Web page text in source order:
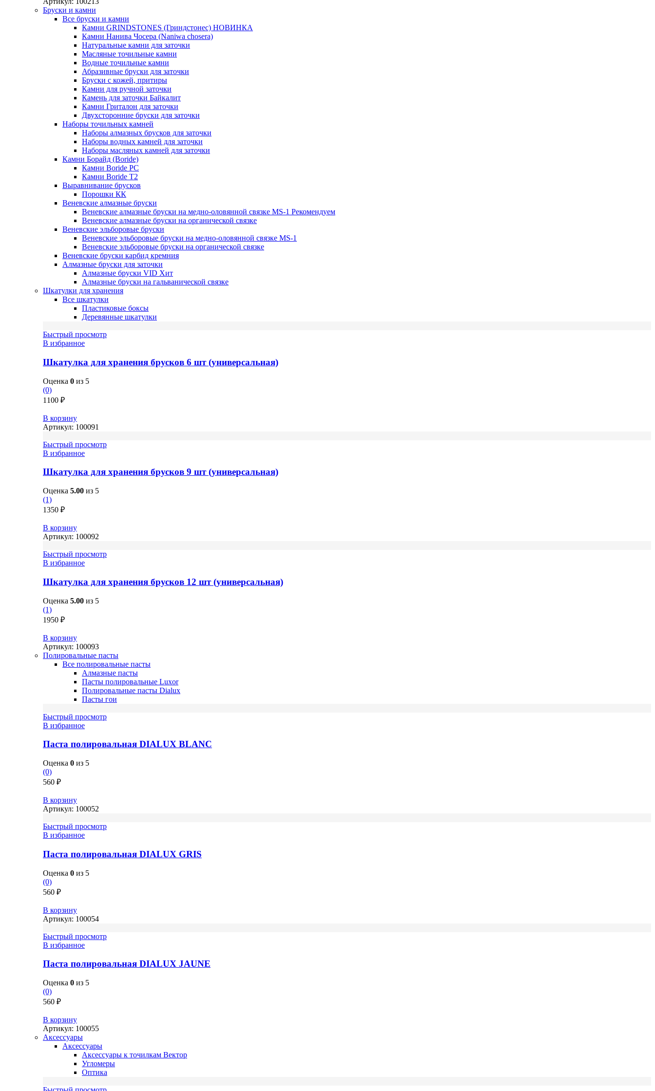
Бруски и камни
Все бруски и камни
Камни GRINDSTONES (Гриндстонес) НОВИНКА
Камни Нанива Чосера (Naniwa chosera)
Натуральные камни для заточки
Масляные точильные камни
Водные точильные камни
Абразивные бруски для заточки
Бруски с кожей, притиры
Камни для ручной заточки
Камень для заточки Байкалит
Камни Гриталон для заточки
Двухсторонние бруски для заточки
Наборы точильных камней
Наборы алмазных брусков для заточки
Наборы водных камней для заточки
Наборы масляных камней для заточки
Камни Борайд (Boride)
Камни Boride PC
Камни Boride T2
Выравнивание брусков
Порошки КК
Веневские алмазные бруски
Веневские алмазные бруски на медно-оловянной связке MS-1 Рекомендуем
Веневские алмазные бруски на органической связке
Веневские эльборовые бруски
Веневские эльборовые бруски на медно-оловянной связке MS-1
Веневские эльборовые бруски на органической связке
Веневские бруски карбид кремния
Алмазные бруски для заточки
Алмазные бруски VID Хит
Алмазные бруски на гальванической связке
Шкатулки для хранения
Все шкатулки
Пластиковые боксы
Деревянные шкатулки
Быстрый просмотр
В избранное
Шкатулка для хранения брусков 6 шт (универсальная)
Оценка 0 из 5
(0)
1100 ₽
В корзину
Артикул: 100091
Быстрый просмотр
В избранное
Шкатулка для хранения брусков 9 шт (универсальная)
Оценка 5.00 из 5
(1)
1350 ₽
В корзину
Артикул: 100092
Быстрый просмотр
В избранное
Шкатулка для хранения брусков 12 шт (универсальная)
Оценка 5.00 из 5
(1)
1950 ₽
В корзину
Артикул: 100093
Полировальные пасты
Все полировальные пасты
Алмазные пасты
Пасты полировальные Luxor
Полировальные пасты Dialux
Пасты гои
Быстрый просмотр
В избранное
Паста полировальная DIALUX BLANС
Оценка 0 из 5
(0)
560 ₽
В корзину
Артикул: 100052
Быстрый просмотр
В избранное
Паста полировальная DIALUX GRIS
Оценка 0 из 5
(0)
560 ₽
В корзину
Артикул: 100054
Быстрый просмотр
В избранное
Паста полировальная DIALUX JAUNE
Оценка 0 из 5
(0)
560 ₽
В корзину
Артикул: 100055
Аксессуары
Аксессуары
Аксессуары к точилкам Вектор
Угломеры
Оптика